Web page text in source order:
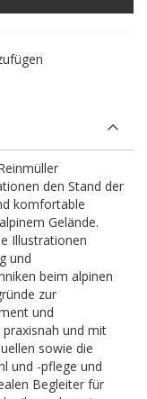
den Stand der
komfortable
Gelände.
Illustrationen
und
beim alpinen
zur
und
und mit
sowie die
und -pflege und
Begleiter für